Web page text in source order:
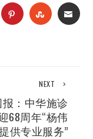
PINTEREST
NEXT
报：中华施诊
68周年“杨伟
供专业服务”